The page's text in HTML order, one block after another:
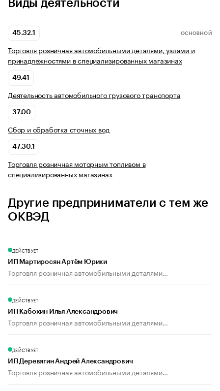
Виды деятельности
45.32.1 ОСНОВНОЙ
Торговля розничная автомобильными деталями, узлами и
принадлежностями в специализированных магазинах
49.41
Деятельность автомобильного грузового транспорта
37.00
Сбор и обработка сточных вод
47.30.1
Торговля розничная моторным топливом в
специализированных магазинах
Другие предприниматели с тем же
ОКВЭД
ДЕЙСТВУЕТ
ИП Мартиросян Артём Юрики
Торговля розничная автомобильными деталями...
ДЕЙСТВУЕТ
ИП Кабохин Илья Александрович
Торговля розничная автомобильными деталями...
ДЕЙСТВУЕТ
ИП Деревягин Андрей Александрович
Торговля розничная автомобильными деталями...